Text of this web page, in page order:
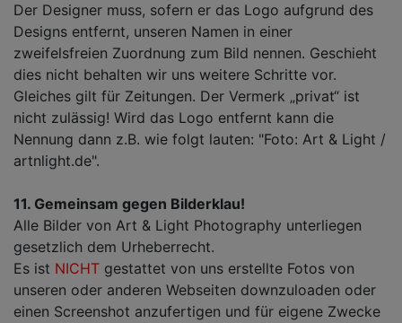
Der Designer muss, sofern er das Logo aufgrund des
Designs entfernt, unseren Namen in einer
zweifelsfreien Zuordnung zum Bild nennen. Geschieht
dies nicht behalten wir uns weitere Schritte vor.
Gleiches gilt für Zeitungen. Der Vermerk „privat“ ist
nicht zulässig! Wird das Logo entfernt kann die
Nennung dann z.B. wie folgt lauten: "Foto: Art & Light /
artnlight.de".
11. Gemeinsam gegen Bilderklau!
Alle Bilder von Art & Light Photography unterliegen
gesetzlich dem Urheberrecht.
Es ist NICHT gestattet von uns erstellte Fotos von
unseren oder anderen Webseiten downzuloaden oder
einen Screenshot anzufertigen und für eigene Zwecke